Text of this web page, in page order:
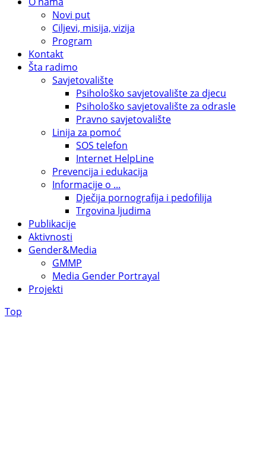
Novi put
Ciljevi, misija, vizija
Program
Kontakt
Šta radimo
Savjetovalište
Psihološko savjetovalište za djecu
Psihološko savjetovalište za odrasle
Pravno savjetovalište
Linija za pomoć
SOS telefon
Internet HelpLine
Prevencija i edukacija
Informacije o ...
Dječija pornografija i pedofilija
Trgovina ljudima
Publikacije
Aktivnosti
Gender&Media
GMMP
Media Gender Portrayal
Projekti
Top